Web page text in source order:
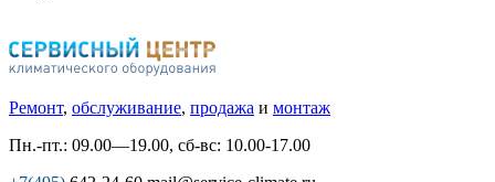
Ремонт, обслуживание, продажа и монтаж
Пн.-пт.: 09.00—19.00, сб-вс: 10.00-17.00